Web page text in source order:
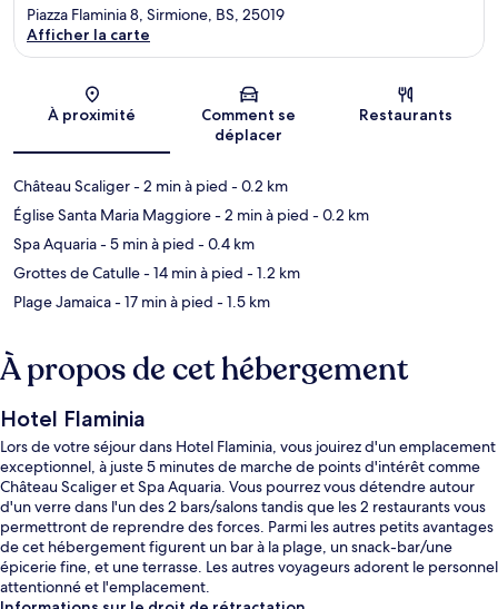
Carte
Piazza Flaminia 8, Sirmione, BS, 25019
Afficher la carte
À proximité
Comment se
déplacer
Restaurants
Château Scaliger- 2 min à pied - 0.2 km
Église Santa Maria Maggiore- 2 min à pied - 0.2 km
Spa Aquaria- 5 min à pied - 0.4 km
Grottes de Catulle- 14 min à pied - 1.2 km
Plage Jamaica- 17 min à pied - 1.5 km
À propos de cet hébergement
Hotel Flaminia
Lors de votre séjour dans Hotel Flaminia, vous jouirez d'un emplacement
exceptionnel, à juste 5 minutes de marche de points d'intérêt comme
Château Scaliger et Spa Aquaria. Vous pourrez vous détendre autour
d'un verre dans l'un des 2 bars/salons tandis que les 2 restaurants vous
permettront de reprendre des forces. Parmi les autres petits avantages
de cet hébergement figurent un bar à la plage, un snack-bar/une
épicerie fine, et une terrasse. Les autres voyageurs adorent le personnel
attentionné et l'emplacement.